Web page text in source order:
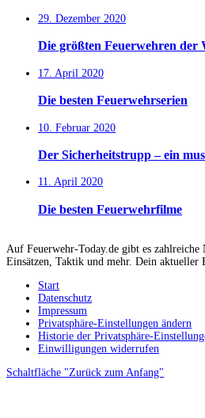
29. Dezember 2020
Die größten Feuerwehren der
17. April 2020
Die besten Feuerwehrserien
10. Februar 2020
Der Sicherheitstrupp – ein
11. April 2020
Die besten Feuerwehrfilme
Auf Feuerwehr-Today.de gibt es
Einsätzen, Taktik und mehr. Dein aktueller
Start
Datenschutz
Impressum
Privatsphäre-Einstellungen ändern
Historie der Privatsphäre-
Einwilligungen widerrufen
Schaltfläche "Zurück zum Anfang"